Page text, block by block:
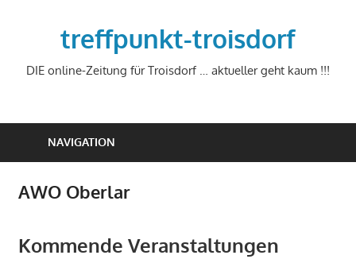
treffpunkt-troisdorf
DIE online-Zeitung für Troisdorf … aktueller geht kaum !!!
NAVIGATION
AWO Oberlar
Kommende Veranstaltungen